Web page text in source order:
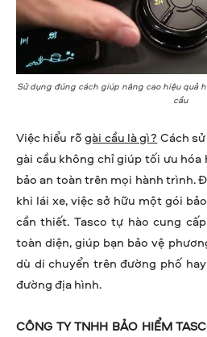
Sử dụng đúng cách giúp nâng cao hiệu quả
cầu
Việc hiểu rõgài cầu là gì? Cách
gài cầu không chỉ giúp tối ưu hóa
bảo an toàn trên mọi hành trình.
khi lái xe, việc sở hữu một gói
cần thiết. Tasco tự hào cung
toàn diện, giúp bạn bảo vệ
dù di chuyển trên đường phố
đường địa hình.
CÔNG TY TNHH BẢO HIỂM